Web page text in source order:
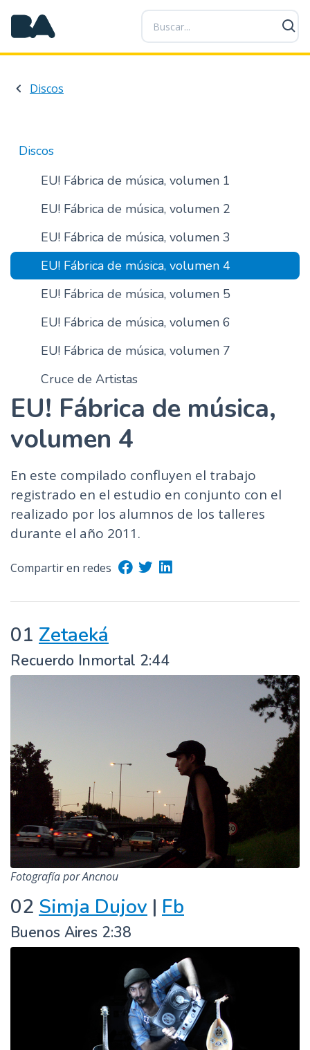
P
a
s
a
t
n
d
p
r
n
i
l
Discos
Discos
EU! Fábrica de música, volumen 1
EU! Fábrica de música, volumen 2
EU! Fábrica de música, volumen 3
EU! Fábrica de música, volumen 4
EU! Fábrica de música, volumen 5
EU! Fábrica de música, volumen 6
EU! Fábrica de música, volumen 7
Cruce de Artistas
EU! Fábrica de música,
volumen 4
En este compilado confluyen el trabajo
registrado en el estudio en conjunto con el
realizado por los alumnos de los talleres
durante el año 2011.
Compartir en redes
01 Zetaeká
Recuerdo Inmortal 2:44
Fotografía por Ancnou
02 Simja Dujov | Fb
Buenos Aires 2:38